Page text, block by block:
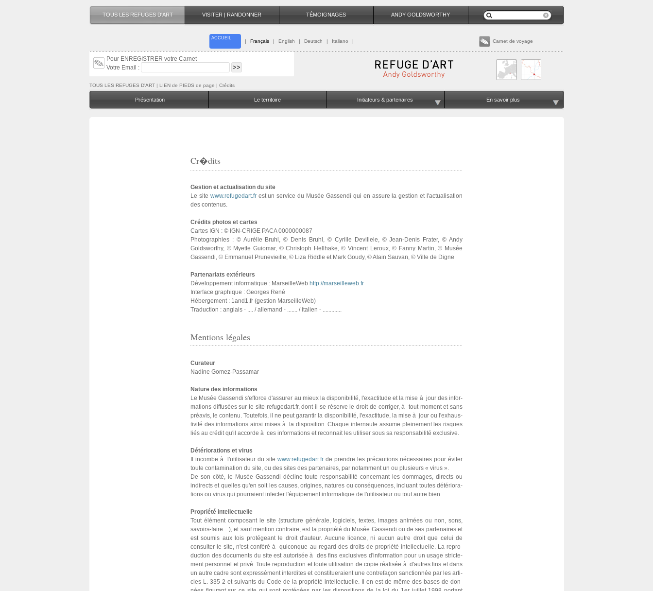
TOUS LES REFUGES D'ART VISITER | RANDONNER TÉMOIGNAGES ANDY GOLDSWORTHY
ACCUEIL
| Français | English | Deutsch | Italiano | Carnet de voyage
Pour ENREGISTRER votre Carnet
Votre Email :
TOUS LES REFUGES D'ART| LIEN de PIEDS de page | Crédits
Présentation Le territoire Initiateurs & partenaires En savoir plus
Cr�dits
Gestion et actualisation du site
Le site www.refugedart.frest un service du Musée Gassendi qui en assure la gestion et l'actualisation
des contenus.
Crédits photos et cartes
Cartes IGN : © IGN-CRIGE PACA 0000000087
Photographies : © Aurélie Bruhl, © Denis Bruhl, © Cyrille Devillele, © Jean-Denis Frater, © Andy
Goldsworthy, © Myette Guiomar, © Christoph Hellhake, © Vincent Leroux, © Fanny Martin, © Musée
Gassendi, © Emmanuel Prunevieille, © Liza Riddle et Mark Goudy, © Alain Sauvan, © Ville de Digne
Partenariats extérieurs
Développement informatique : MarseilleWeb http://marseilleweb.fr
Interface graphique : Georges René
Hébergement : 1and1.fr (gestion MarseilleWeb)
Traduction : anglais - .... / allemand - ....... / italien - .............
Mentions légales
Curateur
Nadine Gomez-Passamar
Nature des informations
Le Musée Gassendi s'efforce d'assu­rer au mieux la dis­po­ni­bi­lité, l'exac­ti­tude et la mise à jour des infor­
ma­tions dif­fu­sées sur le site refugedart.fr, dont il se réserve le droit de cor­ri­ger, à tout moment et sans
préa­vis, le contenu. Toutefois, il ne peut garan­tir la dis­po­ni­bi­lité, l'exac­ti­tude, la mise à jour ou l'exhaus­
ti­vité des infor­ma­tions ainsi mises à la dis­po­si­tion. Chaque inter­naute assume plei­ne­ment les ris­ques
liés au cré­dit qu'il accorde à ces infor­ma­tions et reconnait les uti­li­ser sous sa res­pon­sa­bi­lité exclu­sive.
Détériorations et virus
Il incombe à l'uti­li­sa­teur du site www.refugedart.fr de pren­dre les pré­cau­tions néces­sai­res pour éviter
toute conta­mi­na­tion du site, ou des sites des par­te­nai­res, par notam­ment un ou plu­sieurs « virus ».
De son côté, le Musée Gassendi décline toute res­pon­sa­bi­lité concer­nant les dom­ma­ges, directs ou
indi­rects et quel­les qu'en soit les cau­ses, ori­gi­nes, natu­res ou consé­quen­ces, incluant tou­tes dété­rio­ra­
tions ou virus qui pour­raient infec­ter l'équipement infor­ma­ti­que de l'uti­li­sa­teur ou tout autre bien.
Propriété intellectuelle
Tout élément com­po­sant le site (struc­ture géné­rale, logi­ciels, tex­tes, ima­ges ani­mées ou non, sons,
savoirs-faire…), et sauf men­tion contraire, est la pro­priété du Musée Gassendi ou de ses par­te­nai­res et
est sou­mis aux lois pro­té­geant le droit d'auteur. Aucune licence, ni aucun autre droit que celui de
consul­ter le site, n'est conféré à qui­conque au regard des droits de pro­priété intel­lec­tuelle. La repro­
duc­tion des docu­ments du site est auto­ri­sée à des fins exclu­si­ves d'infor­ma­tion pour un usage stric­te­
ment per­son­nel et privé. Toute repro­duc­tion et toute uti­li­sa­tion de copie réa­li­sée à d'autres fins et dans
un autre cadre sont expres­sé­ment inter­di­tes et cons­ti­tue­raient une contre­fa­çon sanc­tion­née par les arti­
cles L. 335-2 et sui­vants du Code de la pro­priété intel­lec­tuelle. Il en est de même des bases de don­